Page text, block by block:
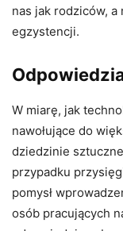
nas jak rodziców,
egzystencji.
W miarę, jak
nawołujące do
dziedzinie
przypadku
pomysł
osób pracujących